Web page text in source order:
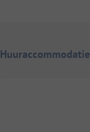
Huuraccommodatie